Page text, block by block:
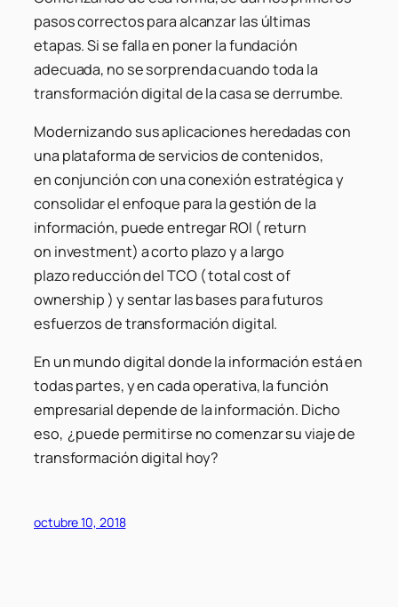
pasos correctos para alcanzar las últimas
etapas. Si se falla en poner la fundación
adecuada, no se sorprenda cuando toda la
transformación digital de la casa se derrumbe.
Modernizando sus aplicaciones heredadas con
una plataforma de servicios de contenidos,
en conjunción con una conexión estratégica y
consolidar el enfoque para la gestión de la
información, puede entregar ROI ( return
on investment) a corto plazo y a largo
plazo reducción del TCO ( total cost of
ownership ) y sentar las bases para futuros
esfuerzos de transformación digital.
En un mundo digital donde la información está en
todas partes, y en cada operativa, la función
empresarial depende de la información. Dicho
eso, ¿puede permitirse no comenzar su viaje de
transformación digital hoy?
octubre 10, 2018